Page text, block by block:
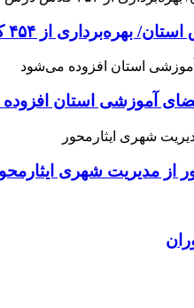
۴۵۴ کلاس درس تا مهرماه
از مدیریت شهری